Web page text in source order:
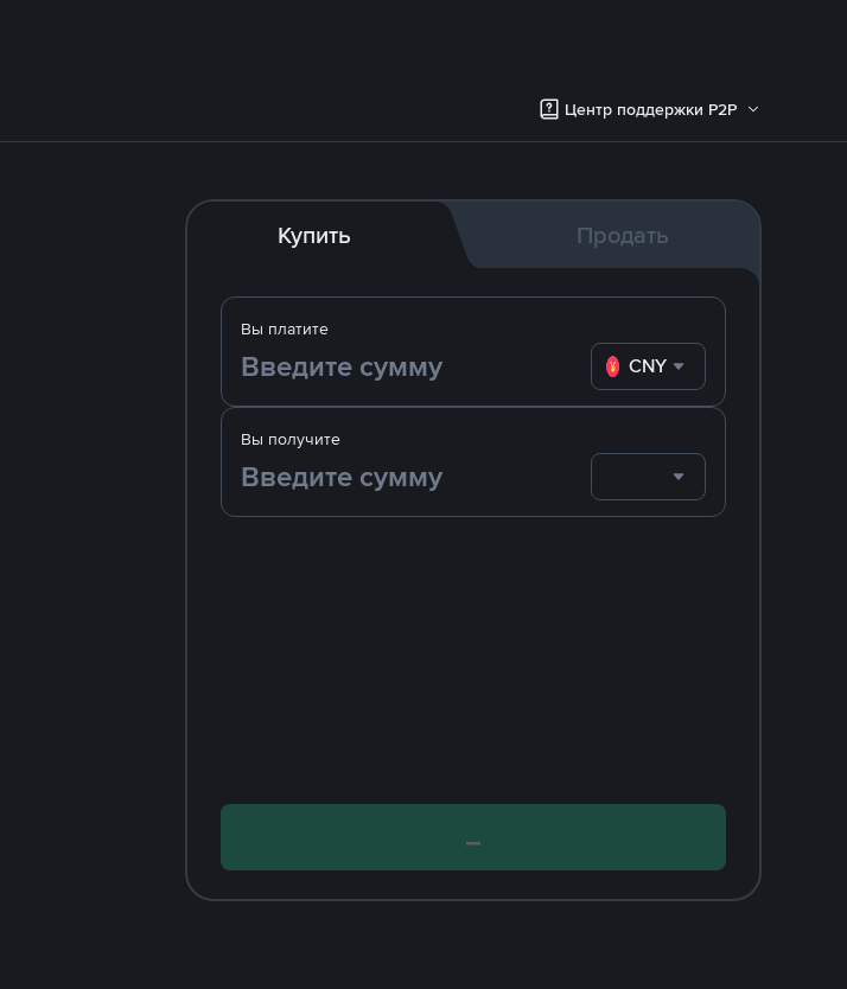
Центр поддержки P2P
Купить Продать
Вы платите
CNY
Вы получите